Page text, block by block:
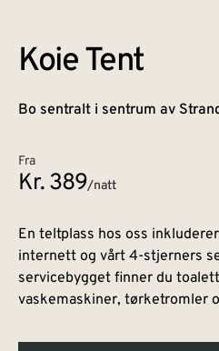
Koie Tent​
Bo sentralt i sentrum av
Fra
Kr. 389/natt
En teltplass hos oss
internett og vårt 4-stjerners
servicebygget finner du
vaskemaskiner, tørketromler